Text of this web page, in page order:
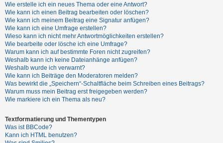
U
n
b
e
a
n
t
o
r
Wie erstelle ich ein neues Thema oder eine Antwort?
Wie kann ich einen Beitrag bearbeiten oder löschen?
Wie kann ich meinem Beitrag eine Signatur anfügen?
Wie kann ich eine Umfrage erstellen?
Wieso kann ich nicht mehr Antwortmöglichkeiten erstellen?
Wie bearbeite oder lösche ich eine Umfrage?
Warum kann ich auf bestimmte Foren nicht zugreifen?
Weshalb kann ich keine Dateianhänge anfügen?
Weshalb wurde ich verwarnt?
Wie kann ich Beiträge den Moderatoren melden?
Was bewirkt die „Speichern“-Schaltfläche beim Schreiben eines Beitrags?
Warum muss mein Beitrag erst freigegeben werden?
Wie markiere ich ein Thema als neu?
Textformatierung und Thementypen
Was ist BBCode?
Kann ich HTML benutzen?